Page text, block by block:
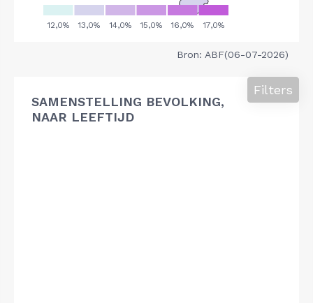
Bron: ABF(06-07-2026)
SAMENSTELLING BEVOLKING,
NAAR LEEFTIJD
Filters